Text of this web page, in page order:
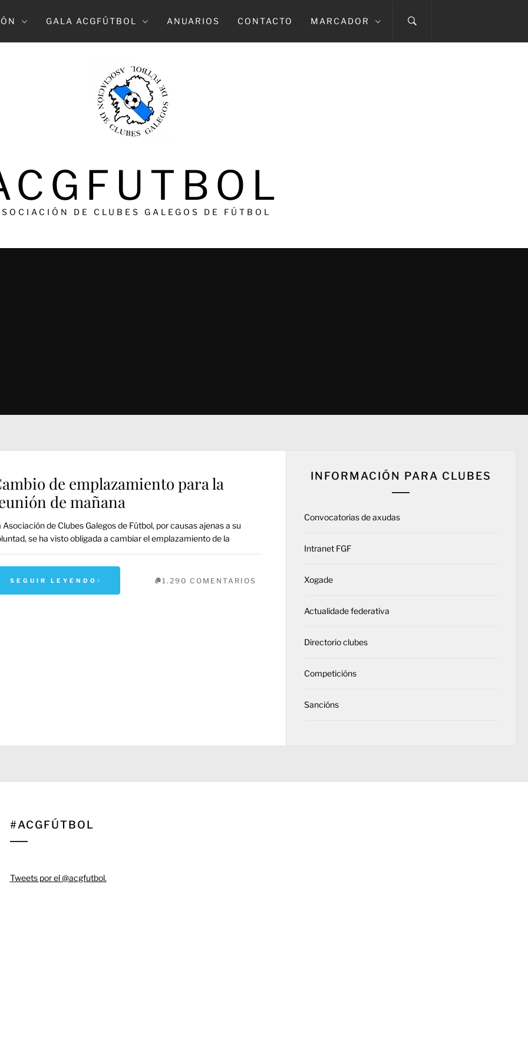
GALA ACGFÚTBOL ANUARIOS CONTACTO MARCADOR
DE CLUBES GALEGOS DE FÚTBOL
de emplazamiento para la
de mañana
Asociación de Clubes Galegos de Fútbol, por causas ajenas a su
se ha visto obligada a cambiar el emplazamiento de la
SEGUIR LEYENDO 1.290 COMENTARIOS
INFORMACIÓN PARA CLUBES
Convocatorias de axudas
Intranet FGF
Xogade
Actualidade federativa
Directorio clubes
Competicións
Sancións
#ACGFÚTBOL
Tweets por el @acgfutbol.